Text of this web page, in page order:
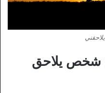
شخص يلاحق